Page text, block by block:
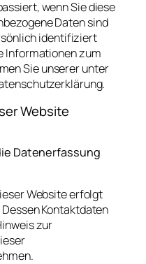
wenn Sie diese
Daten sind
identifiziert
Informationen zum
Sie unserer unter
Website
Datenerfassung
Website erfolgt
Kontaktdaten
zur